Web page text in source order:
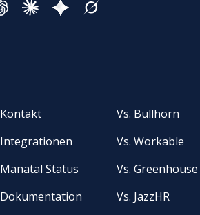
Kontakt
Integrationen
Manatal Status
Dokumentation
Vs. Bullhorn
Vs. Workable
Vs. Greenhouse
Vs. JazzHR